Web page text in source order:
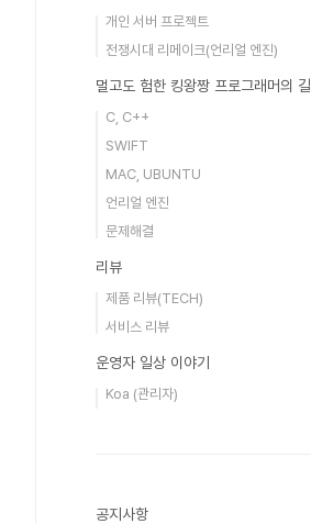
개인 서버 프로젝트
전쟁시대 리메이크(언리얼 엔진)
멀고도 험한 킹왕짱 프로그래머의 길
C, C++
SWIFT
MAC, UBUNTU
언리얼 엔진
문제해결
리뷰
제품 리뷰(TECH)
서비스 리뷰
운영자 일상 이야기
Koa (관리자)
공지사항